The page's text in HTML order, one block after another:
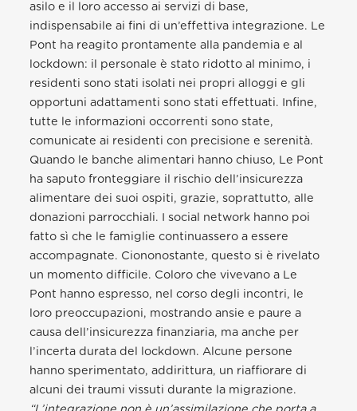
asilo e il loro accesso ai servizi di base,
indispensabile ai fini di un’effettiva integrazione. Le
Pont ha reagito prontamente alla pandemia e al
lockdown: il personale è stato ridotto al minimo, i
residenti sono stati isolati nei propri alloggi e gli
opportuni adattamenti sono stati effettuati. Infine,
tutte le informazioni occorrenti sono state,
comunicate ai residenti con precisione e serenità.
Quando le banche alimentari hanno chiuso, Le Pont
ha saputo fronteggiare il rischio dell’insicurezza
alimentare dei suoi ospiti, grazie, soprattutto, alle
donazioni parrocchiali. I social network hanno poi
fatto sì che le famiglie continuassero a essere
accompagnate. Ciononostante, questo si è rivelato
un momento difficile. Coloro che vivevano a Le
Pont hanno espresso, nel corso degli incontri, le
loro preoccupazioni, mostrando ansie e paure a
causa dell’insicurezza finanziaria, ma anche per
l’incerta durata del lockdown. Alcune persone
hanno sperimentato, addirittura, un riaffiorare di
alcuni dei traumi vissuti durante la migrazione.